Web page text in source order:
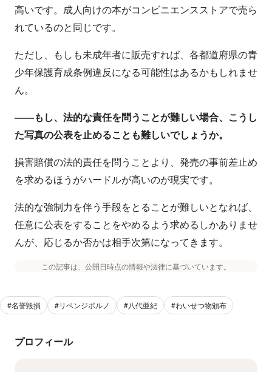
高いです。成人向けの本がコンビニエンスストアで売ら
れているのと同じです。
ただし、もしも未成年者に販売すれば、各都道府県の青
少年保護育成条例違反になる可能性はあるかもしれませ
ん。
——もし、法的な責任を問うことが難しい場合、こうし
た写真の公表を止めることも難しいでしょうか。
損害賠償の法的責任を問うことより、発売の事前差止め
を求めるほうがハードルが高いのが現実です。
法的な強制力を伴う手段をとることが難しいとなれば、
任意に公表をすることをやめるよう求めるしかありませ
んが、応じるか否かは相手次第になってきます。
この記事は、公開日時点の情報や法律に基づいています。
#名誉毀損 #リベンジポルノ #八代亜紀 #わいせつ物頒布
プロフィール